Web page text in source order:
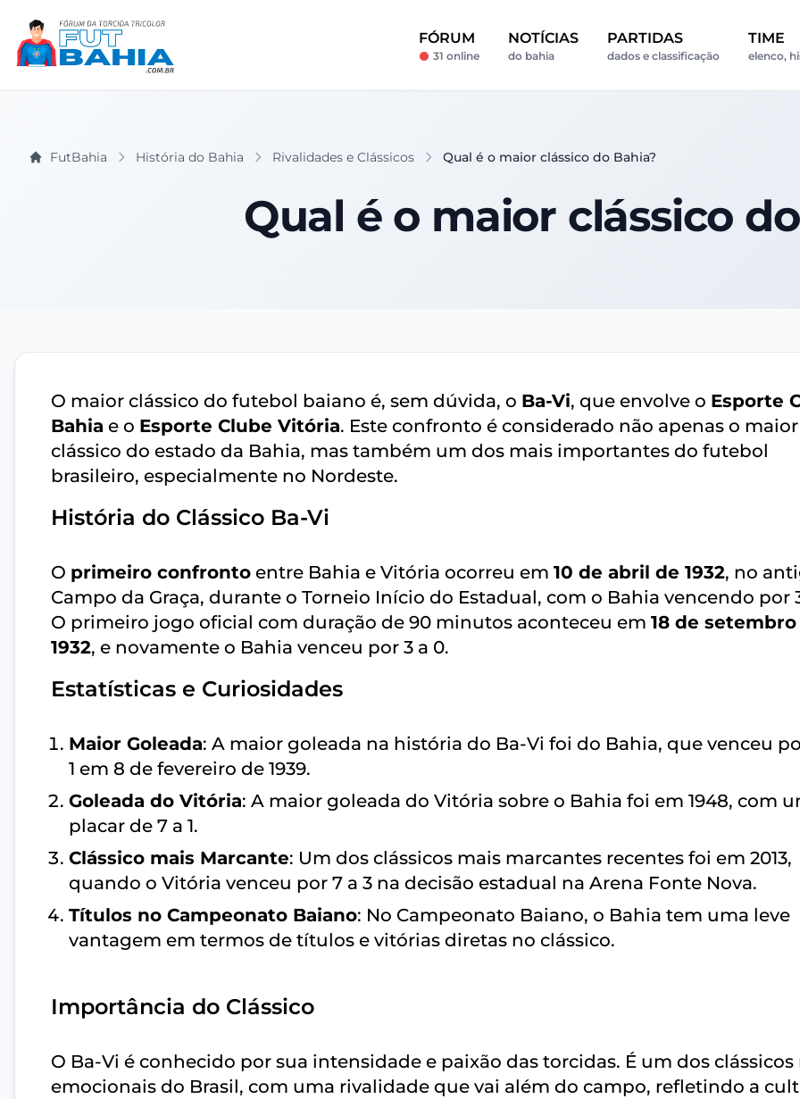
FÓRUM
31 online
NOTÍCIAS
do bahia
PARTIDAS
dados e classificação
TIME
elenco,
FutBahia História do Bahia Rivalidades e Clássicos Qual é o maior clássico do Bahia?
Qual é o maior clássico
O maior clássico do futebol baiano é, sem dúvida, o Ba-Vi, que envolve o Esporte
Bahia e o Esporte Clube Vitória. Este confronto é considerado não apenas o maior
clássico do estado da Bahia, mas também um dos mais importantes do futebol
brasileiro, especialmente no Nordeste.
História do Clássico Ba-Vi
O primeiro confronto entre Bahia e Vitória ocorreu em 10 de abril de 1932, no
Campo da Graça, durante o Torneio Início do Estadual, com o Bahia vencendo por
O primeiro jogo oficial com duração de 90 minutos aconteceu em 18 de
1932, e novamente o Bahia venceu por 3 a 0.
Estatísticas e Curiosidades
Maior Goleada: A maior goleada na história do Ba-Vi foi do Bahia, que venceu
1 em 8 de fevereiro de 1939.
Goleada do Vitória: A maior goleada do Vitória sobre o Bahia foi em 1948, com
placar de 7 a 1.
Clássico mais Marcante: Um dos clássicos mais marcantes recentes foi em 2013,
quando o Vitória venceu por 7 a 3 na decisão estadual na Arena Fonte Nova.
Títulos no Campeonato Baiano: No Campeonato Baiano, o Bahia tem uma leve
vantagem em termos de títulos e vitórias diretas no clássico.
Importância do Clássico
O Ba-Vi é conhecido por sua intensidade e paixão das torcidas. É um dos clássicos
emocionais do Brasil, com uma rivalidade que vai além do campo, refletindo a